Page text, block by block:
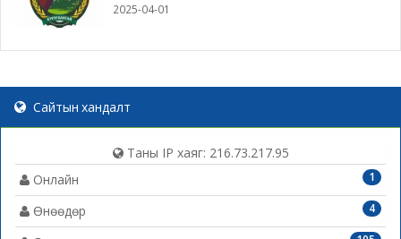
2025-04-01
Сайтын хандалт
Таны IP хаяг: 216.73.217.95
1
Онлайн
4
Өнөөдөр